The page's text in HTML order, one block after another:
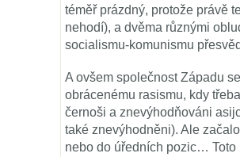
téměř prázdný, protože právě
nehodí), a dvěma různými
socialismu-komunismu
A ovšem společnost Západu
obrácenému rasismu, kdy
černoši a znevýhodňováni
také znevýhodněni). Ale
nebo do úředních pozic…